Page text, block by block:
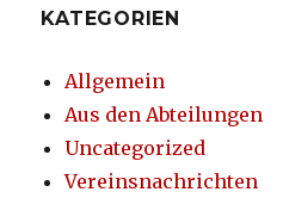
KATEGORIEN
Allgemein
Aus den Abteilungen
Uncategorized
Vereinsnachrichten